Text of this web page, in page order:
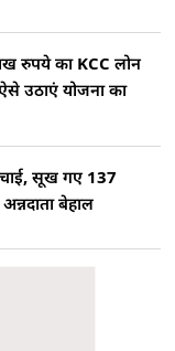
रुपये का KCC लोन
उठाएं योजना का
सूख गए 137
बेहाल